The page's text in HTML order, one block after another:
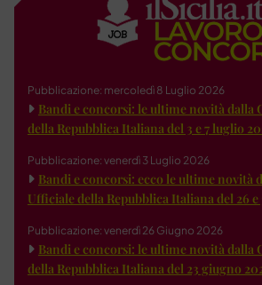
Pubblicazione: mercoledì 8 Luglio 2026
Bandi e concorsi: le ultime novità dalla
della Repubblica Italiana del 3 e 7 luglio
Pubblicazione: venerdì 3 Luglio 2026
Bandi e concorsi: ecco le ultime novità
Ufficiale della Repubblica Italiana del 26
Pubblicazione: venerdì 26 Giugno 2026
Bandi e concorsi: le ultime novità dalla
della Repubblica Italiana del 23 giugno